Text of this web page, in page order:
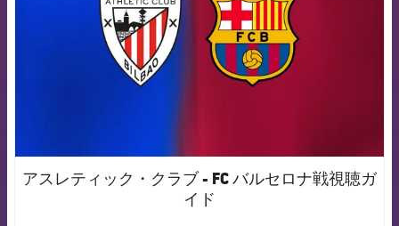
アスレティック・クラブ - FC バルセロナ戦視聴ガ
イド